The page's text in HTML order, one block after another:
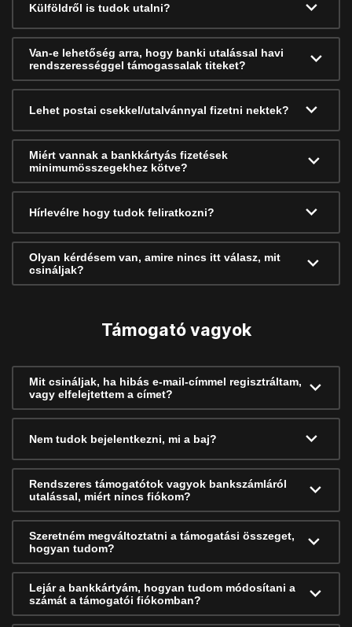
Külföldről is tudok utalni?
Van-e lehetőség arra, hogy banki utalással havi
rendszerességgel támogassalak titeket?
Lehet postai csekkel/utalvánnyal fizetni nektek?
Miért vannak a bankkártyás fizetések
minimumösszegekhez kötve?
Hírlevélre hogy tudok feliratkozni?
Olyan kérdésem van, amire nincs itt válasz, mit
csináljak?
Támogató vagyok
Mit csináljak, ha hibás e-mail-címmel regisztráltam,
vagy elfelejtettem a címet?
Nem tudok bejelentkezni, mi a baj?
Rendszeres támogatótok vagyok bankszámláról
utalással, miért nincs fiókom?
Szeretném megváltoztatni a támogatási összeget,
hogyan tudom?
Lejár a bankkártyám, hogyan tudom módosítani a
számát a támogatói fiókomban?